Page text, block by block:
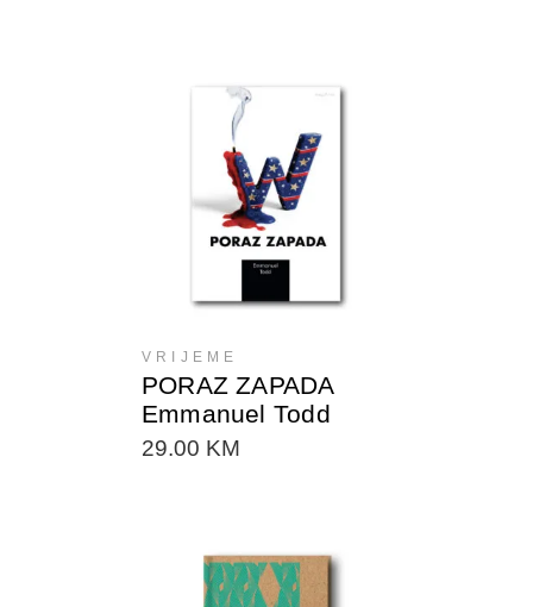
DODAJTE U KORPU
VRIJEME
PORAZ ZAPADA
Emmanuel Todd
29.00 KM